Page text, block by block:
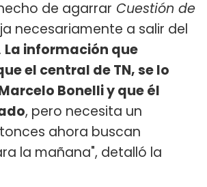
de agarrar Cuestión de
necesariamente a salir del
La información que
el central de TN, se lo
Bonelli y que él
, pero necesita un
ahora buscan
la mañana", detalló la